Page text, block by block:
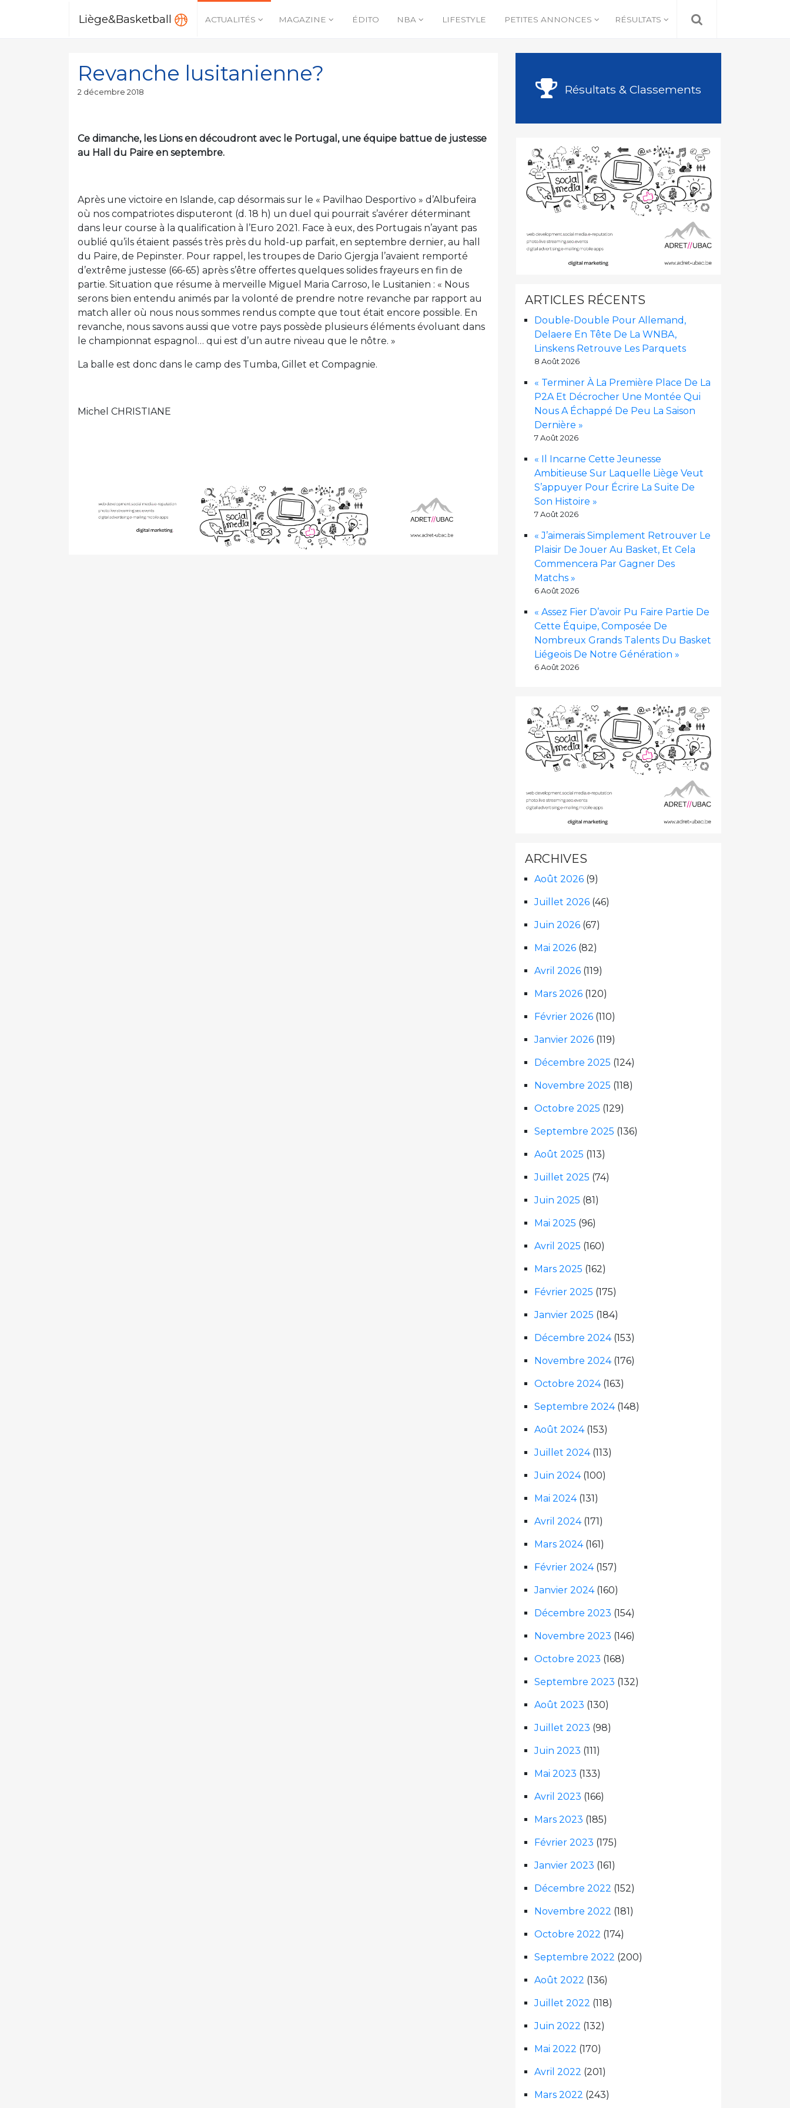
Liège&Basketball ACTUALITÉS MAGAZINE ÉDITO NBA LIFESTYLE PETITES ANNONCES RÉSULTATS
Revanche lusitanienne?
Publié
2 décembre 2018
Ce dimanche, les Lions en découdront avec le Portugal, une équipe battue de justesse
au Hall du Paire en septembre.
Après une victoire en Islande, cap désormais sur le « Pavilhao Desportivo » d’Albufeira
où nos compatriotes disputeront (d. 18 h) un duel qui pourrait s’avérer déterminant
dans leur course à la qualification à l’Euro 2021. Face à eux, des Portugais n’ayant pas
oublié qu’ils étaient passés très près du hold-up parfait, en septembre dernier, au hall
du Paire, de Pepinster. Pour rappel, les troupes de Dario Gjergja l’avaient remporté
d’extrême justesse (66-65) après s’être offertes quelques solides frayeurs en fin de
partie. Situation que résume à merveille Miguel Maria Carroso, le Lusitanien : « Nous
serons bien entendu animés par la volonté de prendre notre revanche par rapport au
match aller où nous nous sommes rendus compte que tout était encore possible. En
revanche, nous savons aussi que votre pays possède plusieurs éléments évoluant dans
le championnat espagnol… qui est d’un autre niveau que le nôtre. »
La balle est donc dans le camp des Tumba, Gillet et Compagnie.
Michel CHRISTIANE
Résultats & Classements
ARTICLES RÉCENTS
Double-Double Pour Allemand,
Delaere En Tête De La WNBA,
Linskens Retrouve Les Parquets
8 Août 2026
« Terminer À La Première Place De La
P2A Et Décrocher Une Montée Qui
Nous A Échappé De Peu La Saison
Dernière »
7 Août 2026
« Il Incarne Cette Jeunesse
Ambitieuse Sur Laquelle Liège Veut
S’appuyer Pour Écrire La Suite De
Son Histoire »
7 Août 2026
« J’aimerais Simplement Retrouver Le
Plaisir De Jouer Au Basket, Et Cela
Commencera Par Gagner Des
Matchs »
6 Août 2026
« Assez Fier D’avoir Pu Faire Partie De
Cette Équipe, Composée De
Nombreux Grands Talents Du Basket
Liégeois De Notre Génération »
6 Août 2026
ARCHIVES
Août 2026 (9)
Juillet 2026 (46)
Juin 2026 (67)
Mai 2026 (82)
Avril 2026 (119)
Mars 2026 (120)
Février 2026 (110)
Janvier 2026 (119)
Décembre 2025 (124)
Novembre 2025 (118)
Octobre 2025 (129)
Septembre 2025 (136)
Août 2025 (113)
Juillet 2025 (74)
Juin 2025 (81)
Mai 2025 (96)
Avril 2025 (160)
Mars 2025 (162)
Février 2025 (175)
Janvier 2025 (184)
Décembre 2024(153)
Novembre 2024(176)
Octobre 2024(163)
Septembre 2024(148)
Août 2024(153)
Juillet 2024(113)
Juin 2024(100)
Mai 2024(131)
Avril 2024(171)
Mars 2024(161)
Février 2024(157)
Janvier 2024(160)
Décembre 2023 (154)
Novembre 2023 (146)
Octobre 2023 (168)
Septembre 2023 (132)
Août 2023 (130)
Juillet 2023 (98)
Juin 2023 (111)
Mai 2023 (133)
Avril 2023 (166)
Mars 2023 (185)
Février 2023 (175)
Janvier 2023 (161)
Décembre 2022 (152)
Novembre 2022 (181)
Octobre 2022 (174)
Septembre 2022 (200)
Août 2022 (136)
Juillet 2022 (118)
Juin 2022 (132)
Mai 2022 (170)
Avril 2022 (201)
Mars 2022 (243)